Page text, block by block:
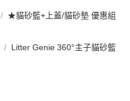
★貓砂籃+上蓋/貓砂墊 優惠組
Litter Genie 360°主子貓砂籃